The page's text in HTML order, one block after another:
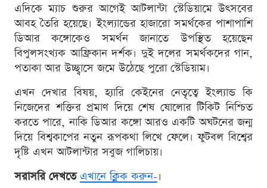
এদিকে ম্যাচ শুরুর আগেই আটলান্টা স্টেডিয়ামে উৎসবের
আবহ তৈরি হয়েছে। ইংল্যান্ডের হাজারো সমর্থকের পাশাপাশি
ডিআর কঙ্গোকেও সমর্থন জানাতে উপস্থিত হয়েছেন
বিপুলসংখ্যক আফ্রিকান দর্শক। দুই দলের সমর্থকদের গান,
পতাকা আর উচ্ছ্বাসে জমে উঠেছে পুরো স্টেডিয়াম।
এখন দেখার বিষয়, হ্যারি কেইনের নেতৃত্বে ইংল্যান্ড কি
নিজেদের শক্তির প্রমাণ দিয়ে শেষ ষোলোর টিকিট নিশ্চিত
করতে পারে, নাকি ডিআর কঙ্গো আরও একটি অঘটনের জন্ম
দিয়ে বিশ্বকাপের নতুন রূপকথা লিখে ফেলে। ফুটবল বিশ্বের
দৃষ্টি এখন আটলান্টার সবুজ গালিচায়।
সরাসরি দেখতে এখানে ক্লিক করুন-।